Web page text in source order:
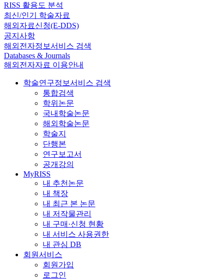
RISS 활용도 분석
최신/인기 학술자료
해외자료신청(E-DDS)
공지사항
해외전자정보서비스 검색
Databases & Journals
해외전자자료 이용안내
학술연구정보서비스 검색
통합검색
학위논문
국내학술논문
해외학술논문
학술지
단행본
연구보고서
공개강의
MyRISS
내 추천논문
내 책장
내 최근 본 논문
내 저작물관리
내 구매·신청 현황
내 서비스 사용권한
내 관심 DB
회원서비스
회원가입
로그인